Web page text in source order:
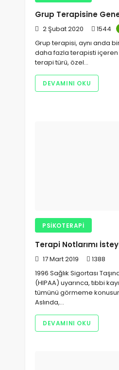
Grup Terapisine
2 Şubat 2020
1544
Grup terapisi, aynı anda
daha fazla terapisti
terapi türü, özel…
DEVAMINI OKU
PSIKOTERAPI
Terapi Notlarımı
17 Mart 2019
1388
1996 Sağlık Sigortası
(HIPAA) uyarınca, tıbbi
tümünü görmeme
Aslında,…
DEVAMINI OKU